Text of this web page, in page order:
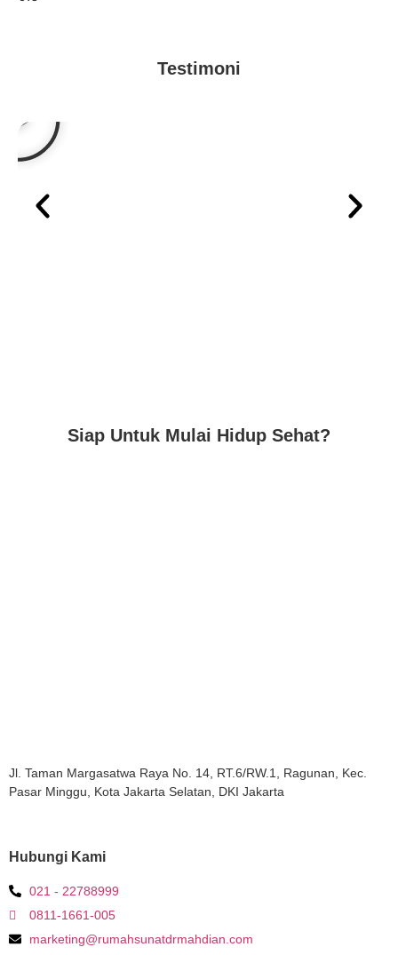
Testimoni
Siap Untuk Mulai Hidup Sehat?
Jl. Taman Margasatwa Raya No. 14, RT.6/RW.1, Ragunan, Kec.
Pasar Minggu, Kota Jakarta Selatan, DKI Jakarta
Hubungi Kami
021 - 22788999
0811-1661-005
marketing@rumahsunatdrmahdian.com